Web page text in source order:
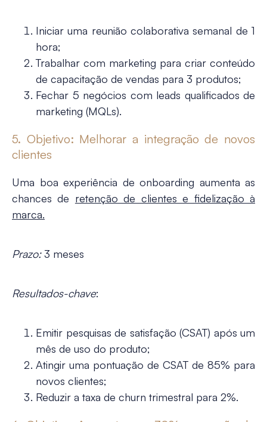
Iniciar uma reunião colaborativa semanal de 1
hora;
Trabalhar com marketing para criar conteúdo
de capacitação de vendas para 3 produtos;
Fechar 5 negócios com leads qualificados de
marketing (MQLs).
5. Objetivo: Melhorar a integração de novos
clientes
Uma boa experiência de onboarding aumenta as
chances de retenção de clientes e fidelização à
marca.
Prazo:3 meses
Resultados-chave:
Emitir pesquisas de satisfação (CSAT) após um
mês de uso do produto;
Atingir uma pontuação de CSAT de 85% para
novos clientes;
Reduzir a taxa de churn trimestral para 2%.